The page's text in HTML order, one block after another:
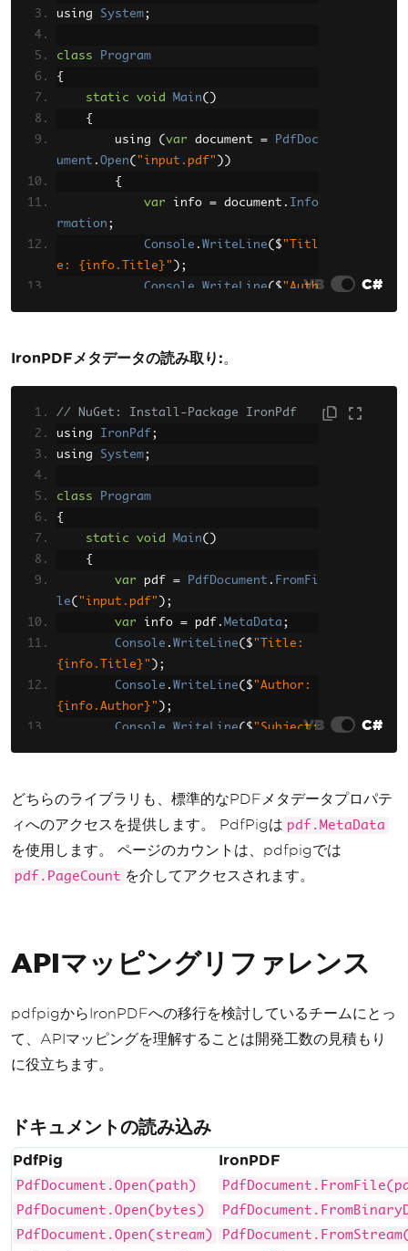
using System;
class
Program
{
static
void Main()
{
        using
( var document =
PdfDoc
ument . Open( "input.pdf" ))
{
var info = document . Info
rmation ;
Console . WriteLine( $ "Titl
e: {info.Title}" );
Console
WriteLine( $ "Auth
ect: {info.Subject}");
Console.WriteLine( $"Prod
ucer: {info.Producer}"
Console
s}");
}
VB C#
IronPDFメタデータの読み取り:。
// NuGet: Install-Package IronPdf
using IronPdf ;
using System;
class
Program
{
static
void Main()
{
var pdf = PdfDocument . FromFi
le( "input.pdf" );
var info = pdf . MetaData ;
Console . WriteLine( $ "Title:
{info.Title}" );
Console . WriteLine( $ "Author:
{info.Author}" );
Console
WriteLine( $ "Subject:
{info.Creator}"
);
r: {info.Producer}" );
Console.WriteLine($ "Number o
f Pages: {pdf.PageCount}" );
VB C#
どちらのライブラリも、標準的なPDFメタデータプロパテ
ィへのアクセスを提供します。 PdfPigは pdf.MetaData
を使用します。 ページのカウントは、pdfpigでは
pdf.PageCount を介してアクセスされます。
APIマッピングリファレンス
pdfpigからIronPDFへの移行を検討しているチームにとっ
て、APIマッピングを理解することは開発工数の見積もり
に役立ちます。
ドキュメントの読み込み
PdfPig IronPDF
PdfDocument.Open(path)
PdfDocument.Open(bytes)
PdfDocument.Open(stream)